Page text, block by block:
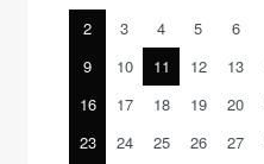
2
3 4 5 6
9
10 11 12 13
16
17 18 19 20
23
24 25 26 27